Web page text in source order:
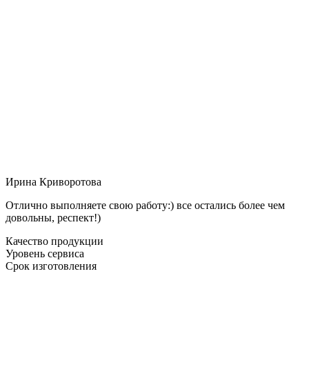
Ирина Криворотова
Отлично выполняете свою работу:) все остались более чем
довольны, респект!)
Качество продукции
Уровень сервиса
Срок изготовления